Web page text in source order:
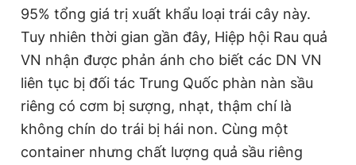
95% tổng giá trị xuất khẩu loại trái cây này.
Tuy nhiên thời gian gần đây, Hiệp hội Rau quả
VN nhận được phản ánh cho biết các DN VN
liên tục bị đối tác Trung Quốc phàn nàn sầu
riêng có cơm bị sượng, nhạt, thậm chí là
không chín do trái bị hái non. Cùng một
container nhưng chất lượng quả sầu riêng